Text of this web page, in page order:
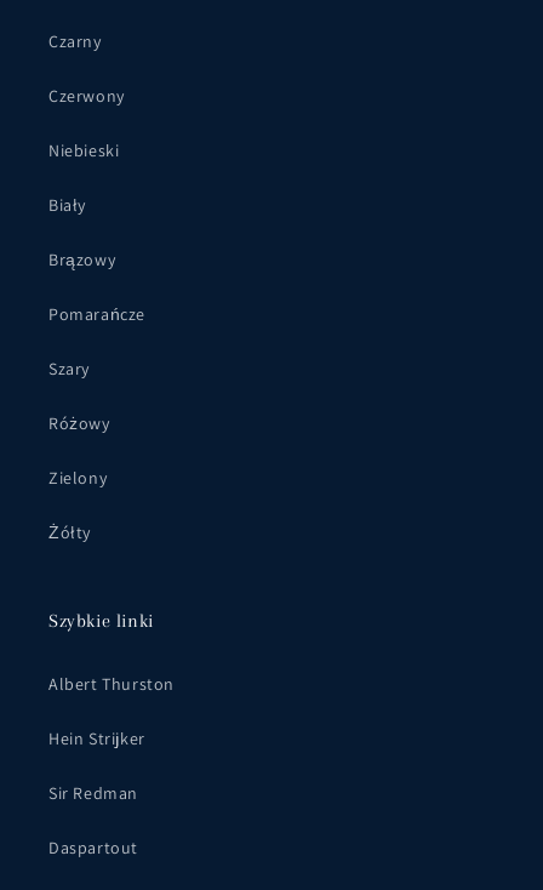
Czarny
Czerwony
Niebieski
Biały
Brązowy
Pomarańcze
Szary
Różowy
Zielony
Żółty
Szybkie linki
Albert Thurston
Hein Strijker
Sir Redman
Daspartout